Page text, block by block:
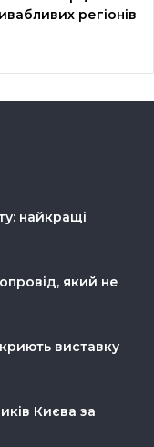
регіонів
найкращі
який не
виставку
Києва за